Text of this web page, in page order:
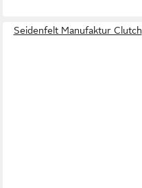
Seidenfelt Manufaktur Clutch